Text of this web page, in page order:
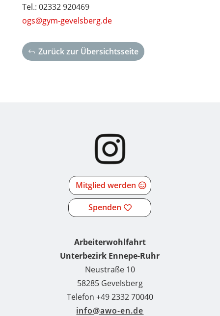
Tel.: 02332 920469
ogs@gym-gevelsberg.de
Zurück zur Übersichtsseite
Mitglied werden
Spenden
Arbeiterwohlfahrt
Unterbezirk Ennepe-Ruhr
Neustraße 10
58285 Gevelsberg
Telefon +49 2332 70040
info@awo-en.de